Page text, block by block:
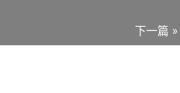
下一篇 »